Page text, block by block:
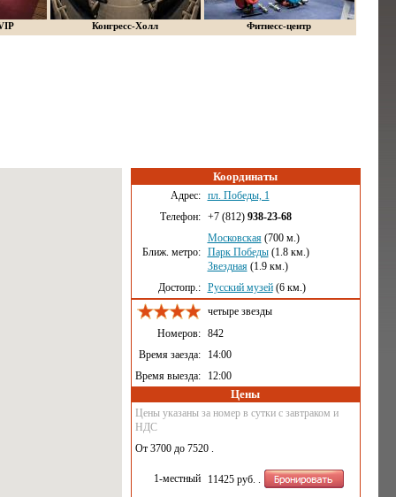
Конгресс-Холл Фитнесс-центр
Координаты
Адрес:
пл. Победы, 1
Телефон:
+7 (812) 938-23-68
Ближ. метро:
Московская(700 м.)
Парк Победы(1.8 км.)
Звездная(1.9 км.)
Достопр.:
Русский музей(6 км.)
четыре звезды
Номеров:
842
Время заезда:
14:00
Время выезда:
12:00
Цены
Цены указаны за номер в сутки с завтраком и
НДС
От 3700 до 7520 .
1-местный 11425 руб.